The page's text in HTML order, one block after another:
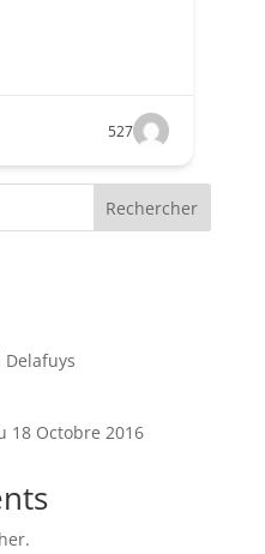
527
Rechercher
18 Octobre 2016